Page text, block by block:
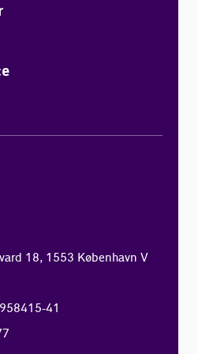
18, 1553 København V
41